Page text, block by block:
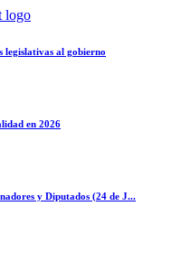
legislativas al gobierno
en 2026
y Diputados (24 de J...